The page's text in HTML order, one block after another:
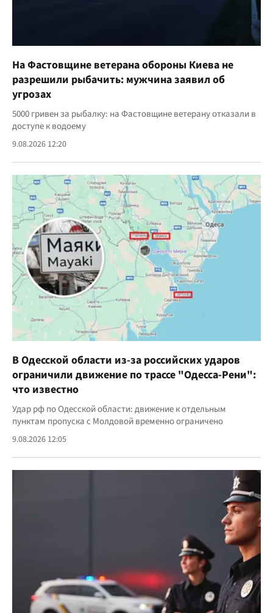
На Фастовщине ветерана обороны Киева не
разрешили рыбачить: мужчина заявил об
угрозах
5000 гривен за рыбалку: на Фастовщине ветерану отказали в
доступе к водоему
9.08.2026 12:20
В Одесской области из-за российских ударов
ограничили движение по трассе "Одесса-Рени":
что известно
Удар рф по Одесской области: движение к отдельным
пунктам пропуска с Молдовой временно ограничено
9.08.2026 12:05